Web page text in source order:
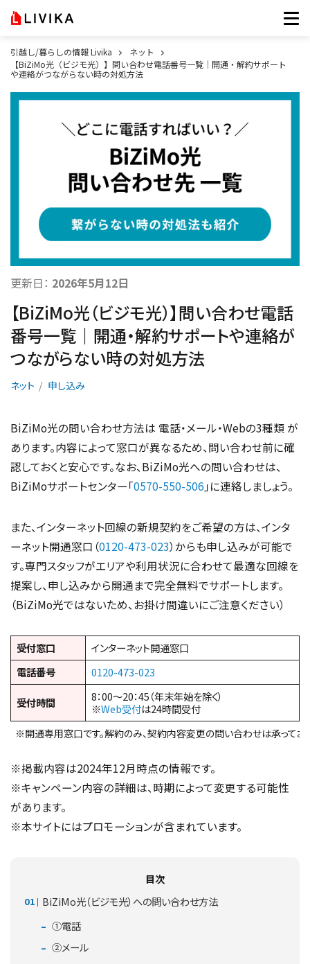
引越し/暮らしの情報 Livika
ネット
【BiZiMo光（ビジモ光）】問い合わせ電話番号一覧｜開通・解約サポート
や連絡がつながらない時の対処方法
更新日： 2026年5月12日
【BiZiMo光（ビジモ光）】問い合わせ電話
番号一覧｜開通・解約サポートや連絡が
つながらない時の対処方法
ネット 申し込み
BiZiMo光の問い合わせ方法は 電話・メール・Webの3種類 が
あります。内容によって窓口が異なるため、問い合わせ前に確
認しておくと安心です。なお、BiZiMo光への問い合わせは、
BiZiMoサポートセンター「0570-550-506 」に連絡しましょう。
また、インターネット回線の新規契約をご希望の方は、インタ
ーネット開通窓口（0120-473-023）からも申し込みが可能で
す。専門スタッフがエリアや利用状況に合わせて最適な回線を
提案し、申し込みから開通まで完全無料でサポートします。
（BiZiMo光ではないため、お掛け間違いにご注意ください）
受付窓口
インターネット開通窓口
電話番号
0120-473-023
受付時間
8：00～20：45（年末年始を除く）
※Web受付は24時間受付
※開通専用窓口です。解約のみ、契約内容変更の問い合わせは承ってお
※掲載内容は2024年12月時点の情報です。
※キャンペーン内容の詳細は、時期によって変更する可能性
があります。
※本サイトにはプロモーションが含まれています。
目次
BiZiMo光（ビジモ光）への問い合わせ方法
①電話
②メール